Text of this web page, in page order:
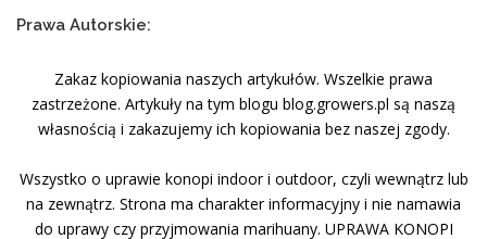
Prawa Autorskie:
Zakaz kopiowania naszych artykułów. Wszelkie prawa
zastrzeżone. Artykuły na tym blogu blog.growers.pl są naszą
własnością i zakazujemy ich kopiowania bez naszej zgody.
Wszystko o uprawie konopi indoor i outdoor, czyli wewnątrz lub
na zewnątrz. Strona ma charakter informacyjny i nie namawia
do uprawy czy przyjmowania marihuany. UPRAWA KONOPI